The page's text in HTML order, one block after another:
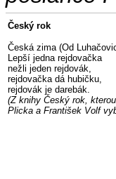
Český rok
Česká zima (Od
Lepší jedna rejdovačka
nežli jeden rejdovák,
rejdovačka dá hubičku,
rejdovák je darebák.
(Z knihy Český rok,
Plicka a František Volf